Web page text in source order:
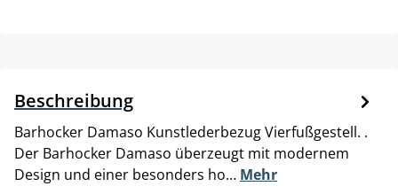
Beschreibung
Barhocker Damaso Kunstlederbezug Vierfußgestell. .
Der Barhocker Damaso überzeugt mit modernem
Design und einer besonders ho… Mehr